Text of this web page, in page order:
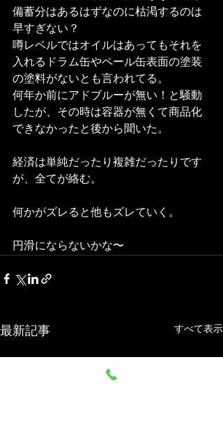
備蓄分はあるはずなのに枯渇するのは
早すぎない？
噂レベルではオイルはあってもそれを
入れるドラム缶やペール缶表面の塗装
の塗料がないとも言われてる。
何年か前にアドブルーが無い！と騒動
したが、その時は容器が無くて商品化
できなかったと後から聞いた。
経済は単純だったり複雑だったりです
が、全てが絡む。
何かがズレると他もズレていく。
円滑にならないかな〜
最新記事 すべて表示